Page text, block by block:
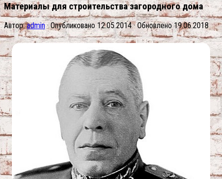
Материалы для строительства загородного дома
Автор:admin · Опубликовано 12.05.2014· Обновлено19.06.2018